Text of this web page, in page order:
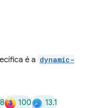
é a dynamic-
100 13.1